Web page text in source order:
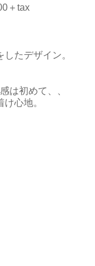
＋tax
たデザイン。
は初めて、、
心地。